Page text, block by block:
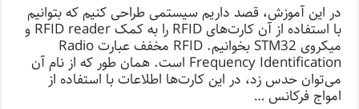
در این آموزش، قصد داریم سیستمی طراحی کنیم که بتوانیم
با استفاده از آن کارت‌های RFID را به کمک RFID reader و
میکروی STM32 بخوانیم. RFID مخفف عبارت Radio
Frequency Identification است. همان طور که از نام آن
می‌توان حدس زد، در این کارت‌ها اطلاعات با استفاده از
امواج فرکانس …